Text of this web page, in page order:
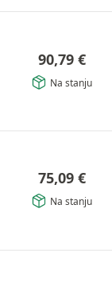
90,79 €
Na stanju
75,09 €
Na stanju